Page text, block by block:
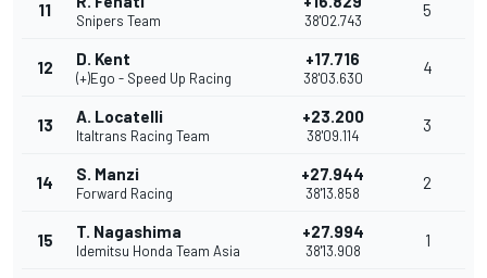
11
Snipers Team 38'02.743
5
12 D. Kent
(+)Ego - Speed Up Racing
+17.716
38'03.630
4
13 A. Locatelli
Italtrans Racing Team
+23.200
38'09.114
3
14 S. Manzi
Forward Racing
+27.944
38'13.858
2
15 T. Nagashima
Idemitsu Honda Team Asia
+27.994
38'13.908
1